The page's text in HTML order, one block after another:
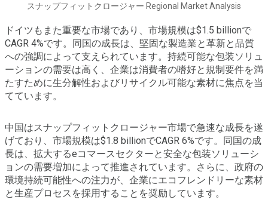
スナップフィットクロージャー Regional Market Analysis
ドイツもまた重要な市場であり、市場規模は$1.5 billionで
CAGR 4%です。同国の成長は、堅固な製造業と革新と品質
への強調によって支えられています。持続可能な包装ソリュ
ーションの需要は高く、企業は消費者の嗜好と規制要件を満
たすために生分解性およびリサイクル可能な素材に焦点を当
てています。
中国はスナップフィットクロージャー市場で急速な成長を遂
げており、市場規模は$1.8 billionでCAGR 6%です。同国の成
長は、拡大するeコマースセクターと安全な包装ソリューシ
ョンの需要増加によって推進されています。さらに、政府の
環境持続可能性への注力が、企業にエコフレンドリーな素材
と生産プロセスを採用することを奨励しています。